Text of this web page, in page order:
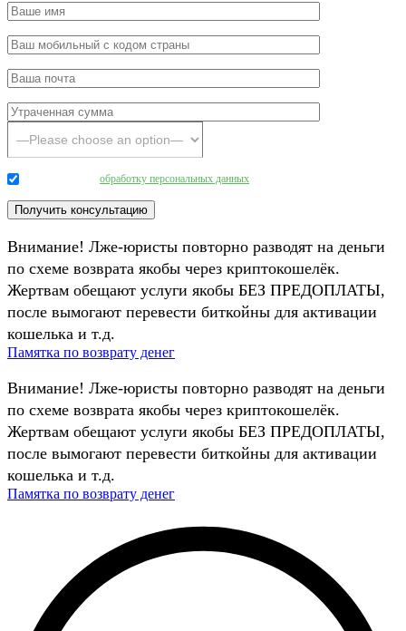
обработку персональных данных
Внимание! Лже-юристы повторно разводят на деньги
по схеме возврата якобы через криптокошелёк.
Жертвам обещают услуги якобы БЕЗ ПРЕДОПЛАТЫ,
после вымогают перевести биткойны для активации
кошелька и т.д.
Памятка по возврату денег
Внимание! Лже-юристы повторно разводят на деньги
по схеме возврата якобы через криптокошелёк.
Жертвам обещают услуги якобы БЕЗ ПРЕДОПЛАТЫ,
после вымогают перевести биткойны для активации
кошелька и т.д.
Памятка по возврату денег